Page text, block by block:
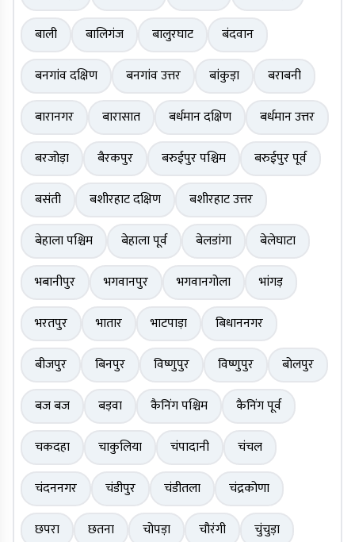
बाली
बालिगंज बालुरघाट
बंदवान
बनगांव दक्षिण
बनगांव उत्तर बांकुड़ा
बराबनी
बारानगर
बारासात बर्धमान दक्षिण
बर्धमान उत्तर
बरजोड़ा
बैरकपुर बरुईपुर पश्चिम
बरुईपुर पूर्व
बसंती
बशीरहाट दक्षिण
बशीरहाट उत्तर
बेहाला पश्चिम
बेहाला पूर्व बेलडांगा
बेलेघाटा
भबानीपुर
भगवानपुर भगवानगोला
भांगड़
भरतपुर
भातार भाटपाड़ा
बिधाननगर
बीजपुर
बिनपुर विष्णुपुर विष्णुपुर
बोलपुर
बज बज
बड़वा कैनिंग पश्चिम
कैनिंग पूर्व
चकदहा
चाकुलिया चंपादानी
चंचल
चंदननगर
चंडीपुर चंडीतला
चंद्रकोणा
छपरा
छतना चोपड़ा चौरंगी
चुंचुड़ा